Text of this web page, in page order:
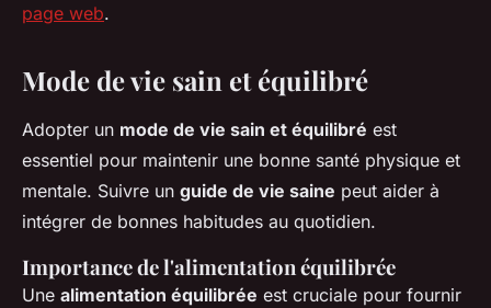
page web.
Mode de vie sain et équilibré
Adopter un mode de vie sain et équilibré est
essentiel pour maintenir une bonne santé physique et
mentale. Suivre un guide de vie saine peut aider à
intégrer de bonnes habitudes au quotidien.
Importance de l'alimentation équilibrée
Une alimentation équilibrée est cruciale pour fournir